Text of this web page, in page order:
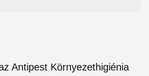
Antipest Környezethigiénia